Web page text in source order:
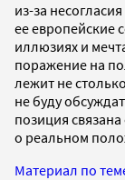
из-за
ее европейские
иллюзиях и
поражение на
лежит не
не буду
позиция
о реальном
Материал по